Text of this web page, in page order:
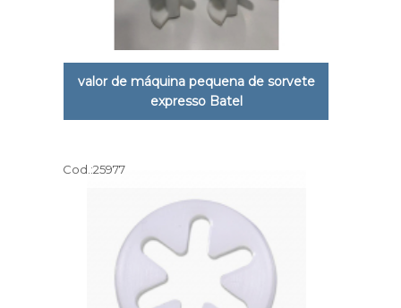
valor de máquina pequena de sorvete
expresso Batel
Cod.:25977